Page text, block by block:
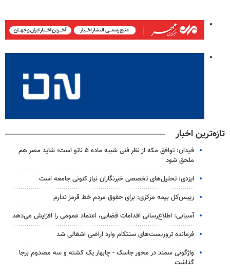
تازه‌ترین اخبار
فیدان: توافق مکه از نظر فنی شبیه ماده ۵ ناتو است؛ شاید مصر هم
ملحق شود
ایزدی: تحلیل‌های تخصصی خبرنگاران نیاز کنونی جامعه است
رییس‌کل بیمه مرکزی: برای حقوق مردم خط قرمز ندارم
آسیابی: اطلاع‌رسانی اقدامات قضایی، اعتماد عمومی را افزایش می‌دهد
فرمانده تروریست‌های سنتکام وارد اراضی اشغالی شد
واژگونی سمند در محور جاسک - چابهار یک کشته و سه مصدوم برجا
گذاشت